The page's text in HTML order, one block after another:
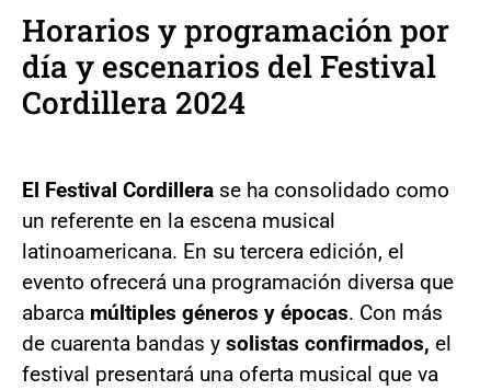
Horarios y programación por
día y escenarios del Festival
Cordillera 2024
El Festival Cordillera se ha consolidado como
un referente en la escena musical
latinoamericana. En su tercera edición, el
evento ofrecerá una programación diversa que
abarca múltiples géneros y épocas. Con más
de cuarenta bandas y solistas confirmados, el
festival presentará una oferta musical que va